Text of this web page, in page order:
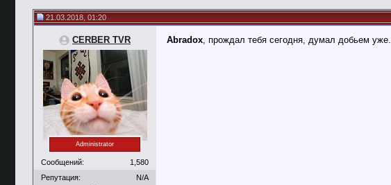
21.03.2018, 01:20
CERBER TVR
Administrator
Сообщений:
1,580
Репутация:
N/A
Abradox, прождал тебя сегодня, думал добьем уже.